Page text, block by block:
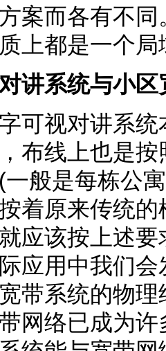
案而各有不
上都是一个局
讲系统与小区
视对讲系统
布线上也是
(一般是每栋公
着原来传统
应该按上述
应用中我们
带系统的物
网络已成为